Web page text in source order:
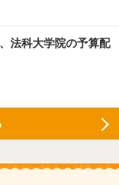
法科大学院の予算配